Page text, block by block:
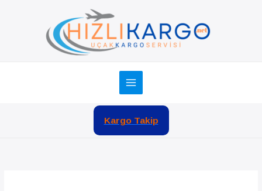
Kargo Takip